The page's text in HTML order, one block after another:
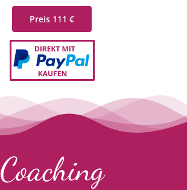
Preis 111 €
Coaching